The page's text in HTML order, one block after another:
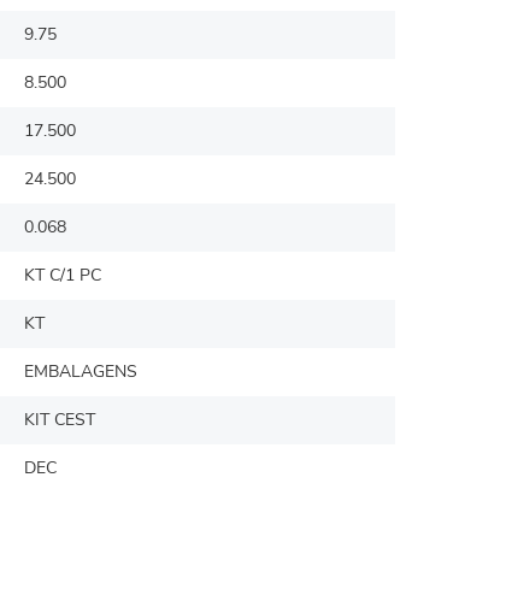
9.75
8.500
17.500
24.500
0.068
KT C/1 PC
KT
EMBALAGENS
KIT CEST
DEC